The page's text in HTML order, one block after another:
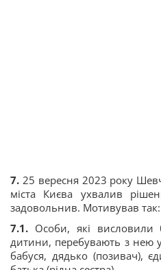
7. 25 вересня 2023 року
міста Києва ухвалив
задовольнив. Мотивував так:
7.1. Особи, які висловили
дитини, перебувають з нею
бабуся, дядько (позивач),